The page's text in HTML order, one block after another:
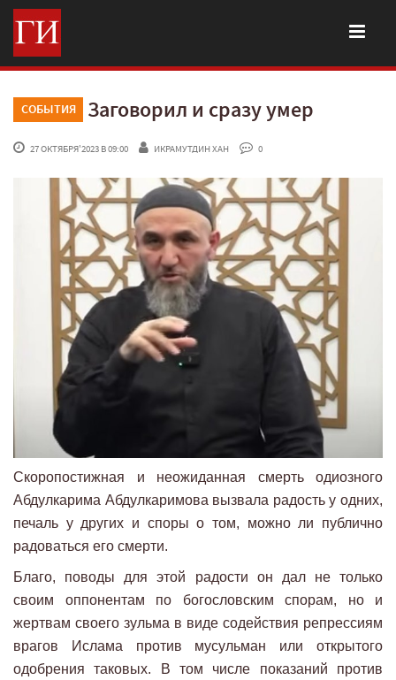
СОБЫТИЯ Заговорил и сразу умер
27 ОКТЯБРЯ'2023 В 09:00 ИКРАМУТДИН ХАН 0
Скоропостижная и неожиданная смерть одиозного
Абдулкарима Абдулкаримова вызвала радость у одних,
печаль у других и споры о том, можно ли публично
радоваться его смерти.
Благо, поводы для этой радости он дал не только
своим оппонентам по богословским спорам, но и
жертвам своего зульма в виде содействия репрессиям
врагов Ислама против мусульман или открытого
одобрения таковых. В том числе показаний против